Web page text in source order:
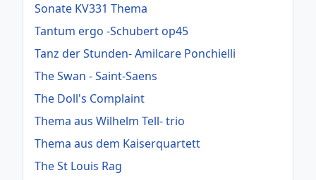
Sonate KV331 Thema
Tantum ergo -Schubert op45
Tanz der Stunden- Amilcare Ponchielli
The Swan - Saint-Saens
The Doll's Complaint
Thema aus Wilhelm Tell- trio
Thema aus dem Kaiserquartett
The St Louis Rag